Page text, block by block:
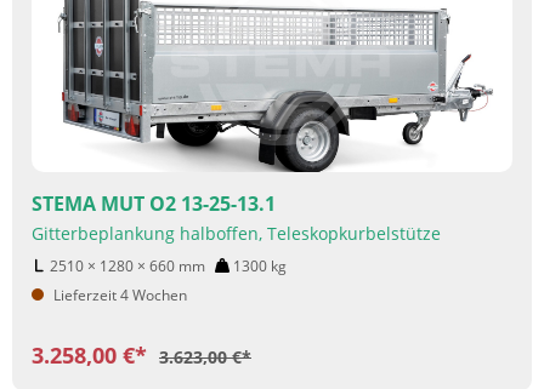
STEMA MUT O2 13-25-13.1
Gitterbeplankung halboffen, Teleskopkurbelstütze
2510 × 1280 × 660 mm 1300 kg
Lieferzeit 4 Wochen
3.258,00 €* 3.623,00 €*